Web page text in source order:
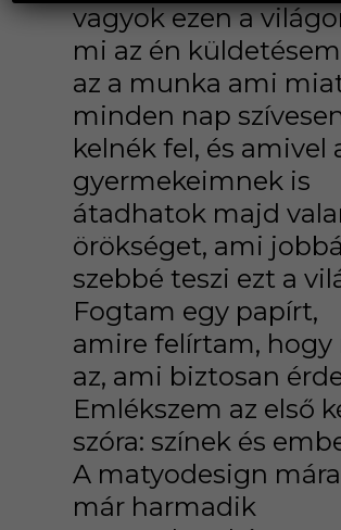
vagyok ezen a
mi az én
az a munka ami
minden nap
kelnék fel, és amivel
gyermekeimnek is
átadhatok majd
örökséget, ami
szebbé teszi ezt a
Fogtam egy papírt,
amire felírtam, hogy
az, ami biztosan
Emlékszem az első
szóra: színek és
A matyodesign mára
már harmadik